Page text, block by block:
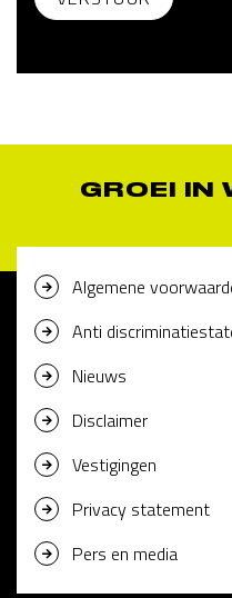
GROEI IN
Algemene
Anti
Nieuws
Disclaimer
Vestigingen
Privacy statement
Pers en media